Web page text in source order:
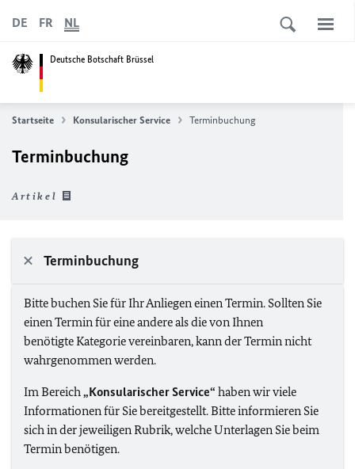
Deutsche Botschaft Brüssel
DE FR NL
Startseite Konsularischer Service Terminbuchung
Terminbuchung
Artikel
Terminbuchung
Bitte buchen Sie für Ihr Anliegen einen Termin. Sollten Sie
einen Termin für eine andere als die von Ihnen
benötigte Kategorie vereinbaren, kann der Termin nicht
wahrgenommen werden.
Im Bereich„Konsularischer Service“ haben wir viele
Informationen für Sie bereitgestellt. Bitte informieren Sie
sich in der jeweiligen Rubrik, welche Unterlagen Sie beim
Termin benötigen.